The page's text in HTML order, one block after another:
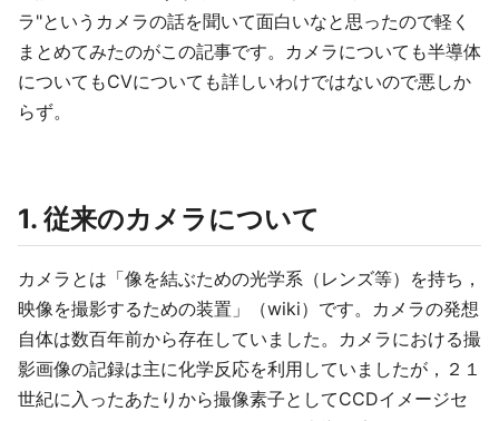
ラ"というカメラの話を聞いて面白いなと思ったので軽く
まとめてみたのがこの記事です。カメラについても半導体
についてもCVについても詳しいわけではないので悪しか
らず。
1. 従来のカメラについて
カメラとは「像を結ぶための光学系（レンズ等）を持ち，
映像を撮影するための装置」（wiki）です。カメラの発想
自体は数百年前から存在していました。カメラにおける撮
影画像の記録は主に化学反応を利用していましたが，２１
世紀に入ったあたりから撮像素子としてCCDイメージセ